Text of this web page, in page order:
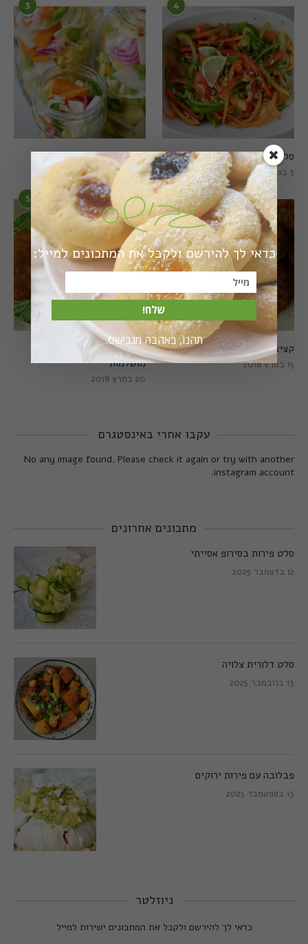
3
חמוצים מהירים
1 באוגוסט 2022
4
סלט פלפלים טרי וצבעוני
5 בפברואר 2021
5
קציצות כרישה טבעוניות
מושלמות
20 במרץ 2018
6
קציצות כרישה מושלמות
15 במרץ 2018
עקבו אחרי באינסטגרם
No any image found. Please check it again or try with another
instagram account.
מתכונים אחרונים
סלט פירות בסירופ אסייתי
12 בדצמבר 2025
סלט דלורית צלויה
13 בנובמבר 2025
פבלובה עם פירות ירוקים
13 בספטמבר 2025
ניוזלטר
כדאי לך להירשם ולקבל את המתכונים ישירות למייל
כדאי לך להירשם ולקבל את המתכונים למייל:
שלח!
תהנו, באהבה מגבישס.